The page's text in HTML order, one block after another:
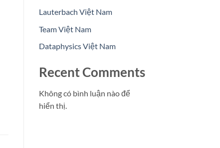
Lauterbach Việt Nam
Team Việt Nam
Dataphysics Việt Nam
Recent Comments
Không có bình luận nào để
hiển thị.